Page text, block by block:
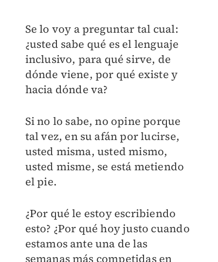
Se lo voy a preguntar tal cual:
¿usted sabe qué es el lenguaje
inclusivo, para qué sirve, de
dónde viene, por qué existe y
hacia dónde va?
Si no lo sabe, no opine porque
tal vez, en su afán por lucirse,
usted misma, usted mismo,
usted misme, se está metiendo
el pie.
¿Por qué le estoy escribiendo
esto? ¿Por qué hoy justo cuando
estamos ante una de las
semanas más competidas en